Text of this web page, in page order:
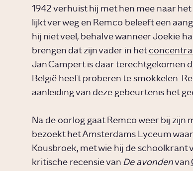
1942 verhuist hij met hen mee naar
lijkt ver weg en Remco beleeft een
hij niet veel, behalve wanneer Joekie
brengen dat zijn vader in het
Jan Campert is daar terechtgekomen
België heeft proberen te smokkelen.
aanleiding van deze gebeurtenis het
Na de oorlog gaat Remco weer bij zijn
bezoekt het Amsterdams Lyceum
Kousbroek, met wie hij de schoolkrant
kritische recensie van De avondenvan